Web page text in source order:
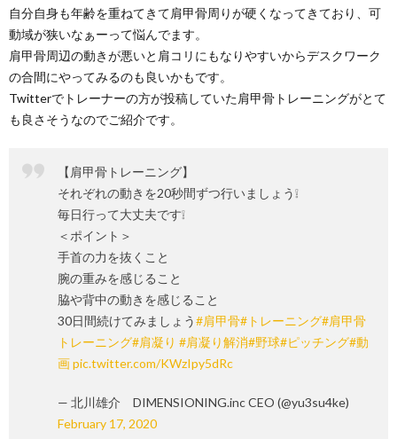
自分自身も年齢を重ねてきて肩甲骨周りが硬くなってきており、可
動域が狭いなぁーって悩んでます。
肩甲骨周辺の動きが悪いと肩コリにもなりやすいからデスクワーク
の合間にやってみるのも良いかもです。
Twitterでトレーナーの方が投稿していた肩甲骨トレーニングがとて
も良さそうなのでご紹介です。
【肩甲骨トレーニング】
それぞれの動きを20秒間ずつ行いましょう❕
毎日行って大丈夫です❕
＜ポイント＞
手首の力を抜くこと
腕の重みを感じること
脇や背中の動きを感じること
30日間続けてみましょう#肩甲骨#トレーニング#肩甲骨
トレーニング#肩凝り #肩凝り解消#野球#ピッチング#動
画pic.twitter.com/KWzIpy5dRc
— 北川雄介 DIMENSIONING.inc CEO (@yu3su4ke)
February 17, 2020